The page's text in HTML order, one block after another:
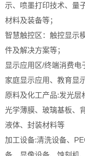
示、喷墨打印技术、量
材料及装备等；
智慧触控区：触控显示
件及解决方案等；
显示应用区/终端消费电
家庭显示应用、教育显
原料及化工产品:发光层
光学薄膜、玻璃基板、
液体、封装材料等
加工设备:清洗设备、